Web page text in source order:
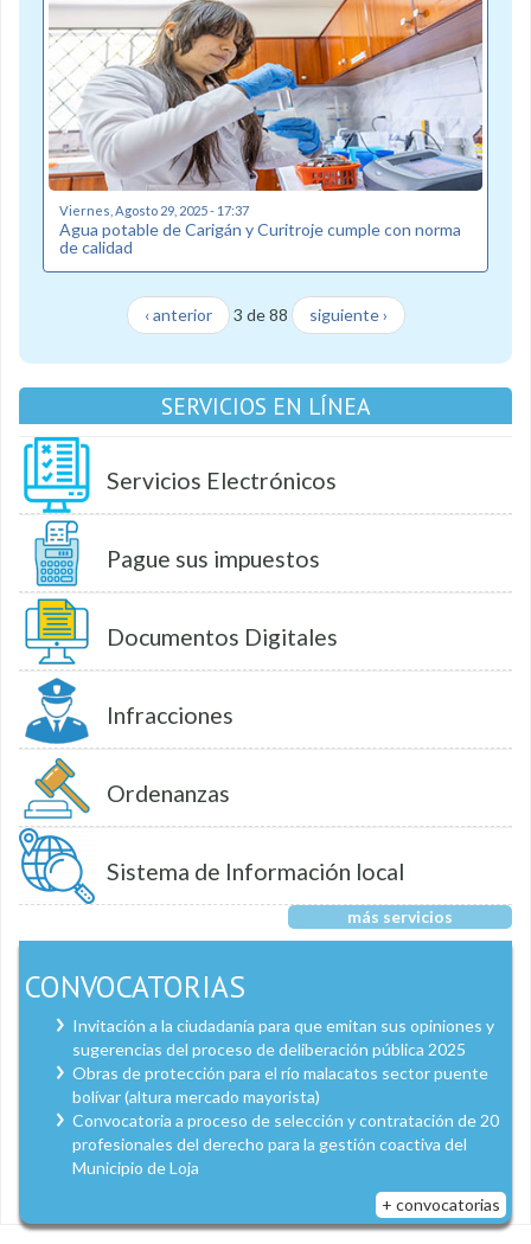
Viernes, Agosto 29, 2025 - 17:37
Agua potable de Carigán y Curitroje cumple con norma
de calidad
‹ anterior 3 de 88 siguiente ›
SERVICIOS EN LÍNEA
Servicios Electrónicos
Pague sus impuestos
Documentos Digitales
Infracciones
Ordenanzas
Sistema de Información local
más servicios
CONVOCATORIAS
Invitación a la ciudadanía para que emitan sus opiniones y
sugerencias del proceso de deliberación pública 2025
Obras de protección para el río malacatos sector puente
bolívar (altura mercado mayorista)
Convocatoria a proceso de selección y contratación de 20
profesionales del derecho para la gestión coactiva del
Municipio de Loja
+ convocatorias